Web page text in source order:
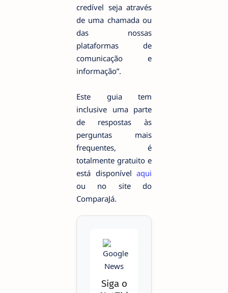
credível seja através
de uma chamada ou
das nossas
plataformas de
comunicação e
informação”.
Este guia tem
inclusive uma parte
de respostas às
perguntas mais
frequentes, é
totalmente gratuito e
está disponível aqui
ou no site do
ComparaJá.
Siga o